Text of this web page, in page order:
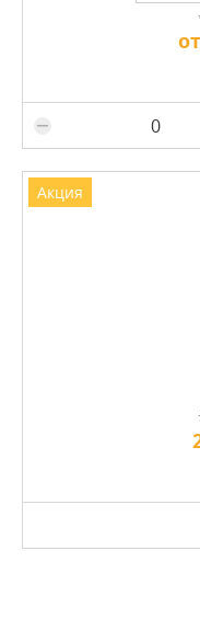
Edge,
Акция